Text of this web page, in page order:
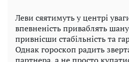
Леви сяятимуть у центрі
впевненість приваблять
привнісши стабільність та
Однак гороскоп радить